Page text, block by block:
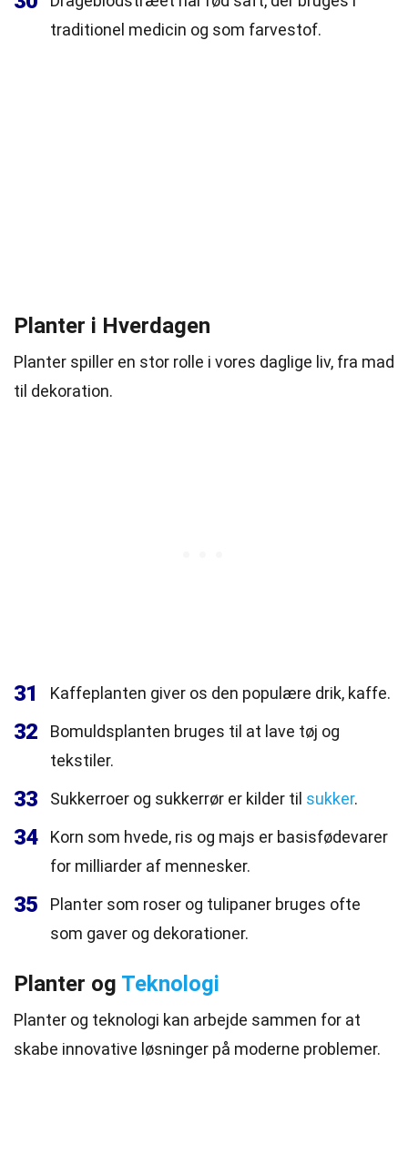
traditionel medicin og som farvestof.
Planter i Hverdagen
Planter spiller en stor rolle i vores daglige liv, fra mad
til dekoration.
31 Kaffeplanten giver os den populære drik, kaffe.
32
Bomuldsplanten bruges til at lave tøj og
tekstiler.
33 Sukkerroer og sukkerrør er kilder til sukker.
34
Korn som hvede, ris og majs er basisfødevarer
for milliarder af mennesker.
35
Planter som roser og tulipaner bruges ofte
som gaver og dekorationer.
Planter og Teknologi
Planter og teknologi kan arbejde sammen for at
skabe innovative løsninger på moderne problemer.